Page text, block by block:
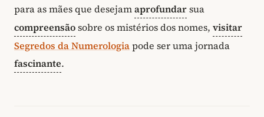
para as mães que desejamaprofundarsua
compreensãosobre os mistérios dos nomes, visitar
Segredos da Numerologiapode ser uma jornada
fascinante.